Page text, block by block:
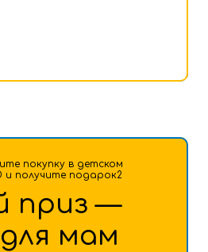
покупку в детском
и получите подарок2
приз —
мам